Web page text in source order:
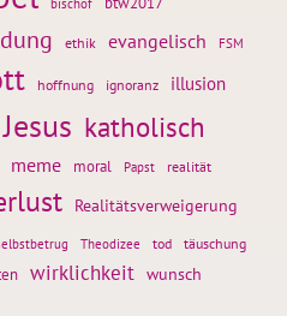
bischof
ethik evangelisch FSM
hoffnung ignoranz illusion
Jesus katholisch
meme moral Papst realität
Realitätsverweigerung
Theodizee tod täuschung
wirklichkeit wunsch